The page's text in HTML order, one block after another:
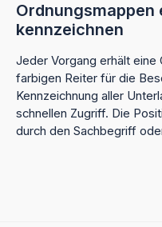
Ordnungsmappen
kennzeichnen
Jeder Vorgang erhält eine
farbigen Reiter für die
Kennzeichnung aller
schnellen Zugriff. Die
durch den Sachbegriff